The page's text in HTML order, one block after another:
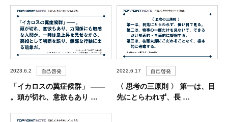
2023.6.2 自己啓発
「イカロスの翼症候群」 ――
。頭が切れ、意欲もあり …
2022.6.17 自己啓発
〈 思考の三原則 〉 第一は、目
先にとらわれず、長 …